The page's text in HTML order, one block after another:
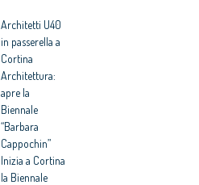
Architetti U40
in passerella a
Cortina
Architettura:
apre la
Biennale
“Barbara
Cappochin”
Inizia a Cortina
la Biennale